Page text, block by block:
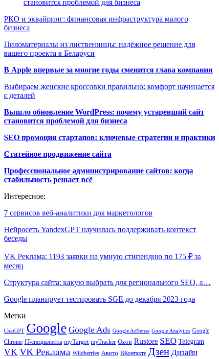
становится проблемой для бизнеса
РКО и эквайринг: финансовая инфраструктура малого
бизнеса
Пиломатериалы из лиственницы: надёжное решение для
вашего проекта в Беларуси
В Apple впервые за многие годы сменится глава компании
Выбираем женские кроссовки правильно: комфорт начинается
с деталей
Вышло обновление WordPress: почему устаревший сайт
становится проблемой для бизнеса
SEO промоция стартапов: ключевые стратегии и практики
Статейное продвижение сайта
Профессиональное администрирование сайтов: когда
стабильность решает всё
Интересное:
7 сервисов веб-аналитики для маркетологов
Нейросеть YandexGPT научилась поддерживать контекст
беседы
VK Реклама: 1193 заявки на умную стипендию по 175 ₽ за
месяц
Структура сайта: какую выбрать для регионального SEO, а…
Google планирует тестировать SGE до декабря 2023 года
Метки
ChatGPT Google Google Ads Google AdSense Google Analytics Google
Chrome IT-специалисты myTarget myTracker Ozon Rustore SEO Telegram
VK VK Реклама Wildberries Авито ВКонтакте Дзен Дизайн